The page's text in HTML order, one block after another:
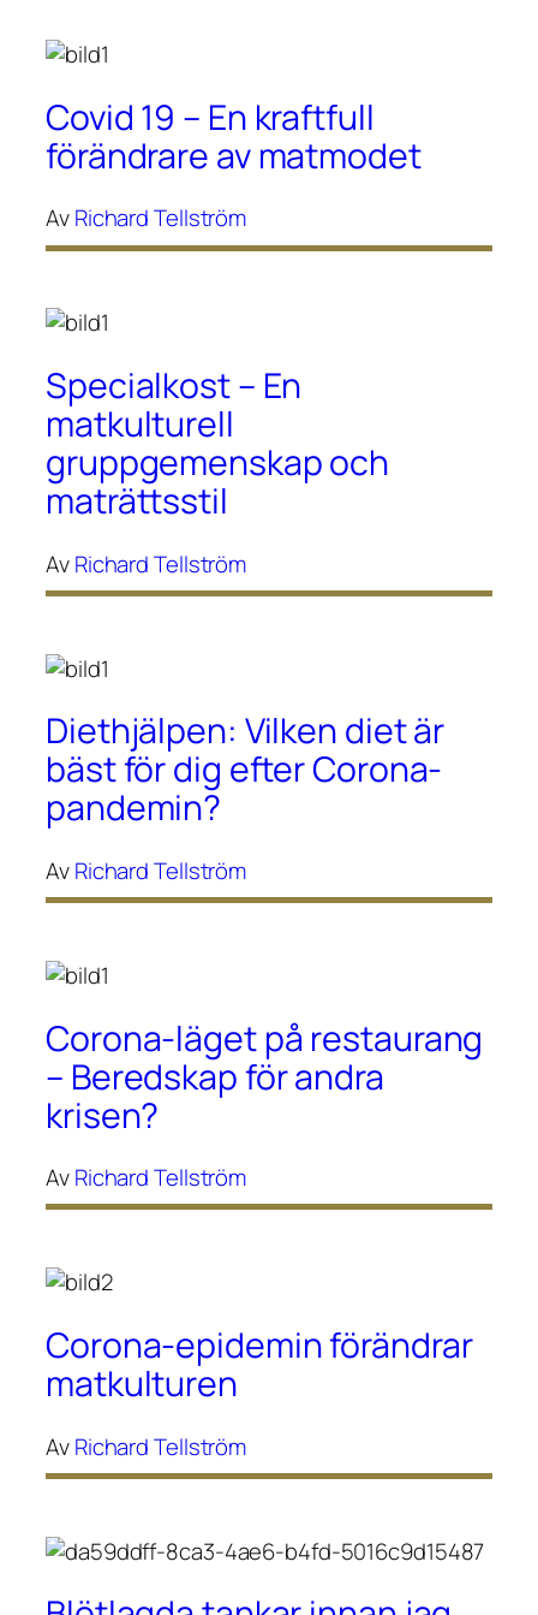
Covid 19 – En kraftfull
förändrare av matmodet
AvRichard Tellström
Specialkost – En
matkulturell
gruppgemenskap och
maträttsstil
AvRichard Tellström
Diethjälpen: Vilken diet är
bäst för dig efter Corona-
pandemin?
AvRichard Tellström
Corona-läget på restaurang
– Beredskap för andra
krisen?
AvRichard Tellström
Corona-epidemin förändrar
matkulturen
AvRichard Tellström